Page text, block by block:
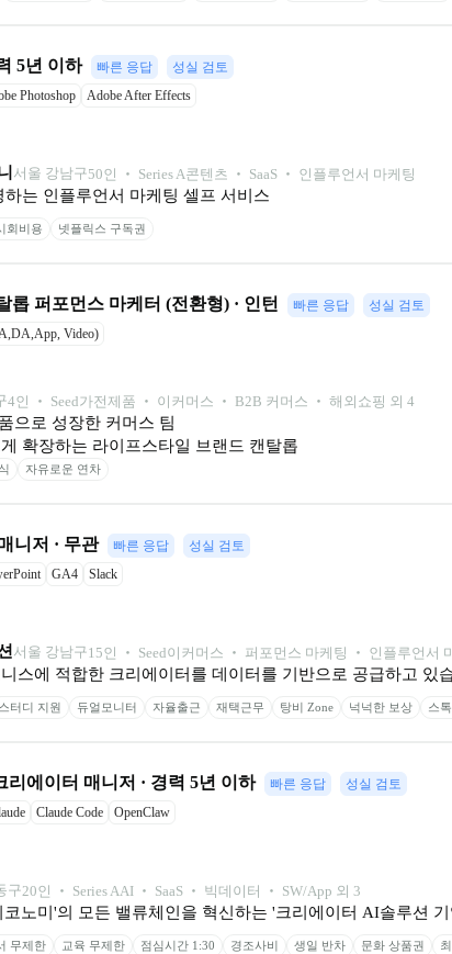
5년 이하 빠른 응답
성실 검토
Photoshop Adobe After Effects
서울 강남구50인 ‧ Series A콘텐츠 ‧ SaaS ‧ 인플루언서 마케팅
하는 인플루언서 마케팅 셀프 서비스
회비용 넷플릭스 구독권
롭 퍼포먼스 마케터 (전환형) · 인턴 빠른 응답
성실 검토
Video)
4인 ‧ Seed가전제품 ‧ 이커머스 ‧ B2B 커머스 ‧ 해외쇼핑 외 4
으로 성장한 커머스 팀
확장하는 라이프스타일 브랜드 캔탈롭
자유로운 연차
니저 · 무관 빠른 응답
성실 검토
GA4 Slack
서울 강남구15인 ‧ Seed이커머스 ‧ 퍼포먼스 마케팅 ‧ 인플루언서
스에 적합한 크리에이터를 데이터를 기반으로 공급하고 있
스터디 지원 듀얼모니터 자율출근 재택근무 탕비 Zone 넉넉한 보상 스
에이터 매니저 · 경력 5년 이하 빠른 응답
성실 검토
Claude Code OpenClaw
구20인 ‧ Series AAI ‧ SaaS ‧ 빅데이터 ‧ SW/App 외 3
노미'의 모든 밸류체인을 혁신하는 '크리에이터 AI솔루션 기
무제한 교육 무제한 점심시간 1:30 경조사비 생일 반차 문화 상품권